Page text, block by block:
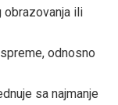
obrazovanja ili
odnosno
sa najmanje